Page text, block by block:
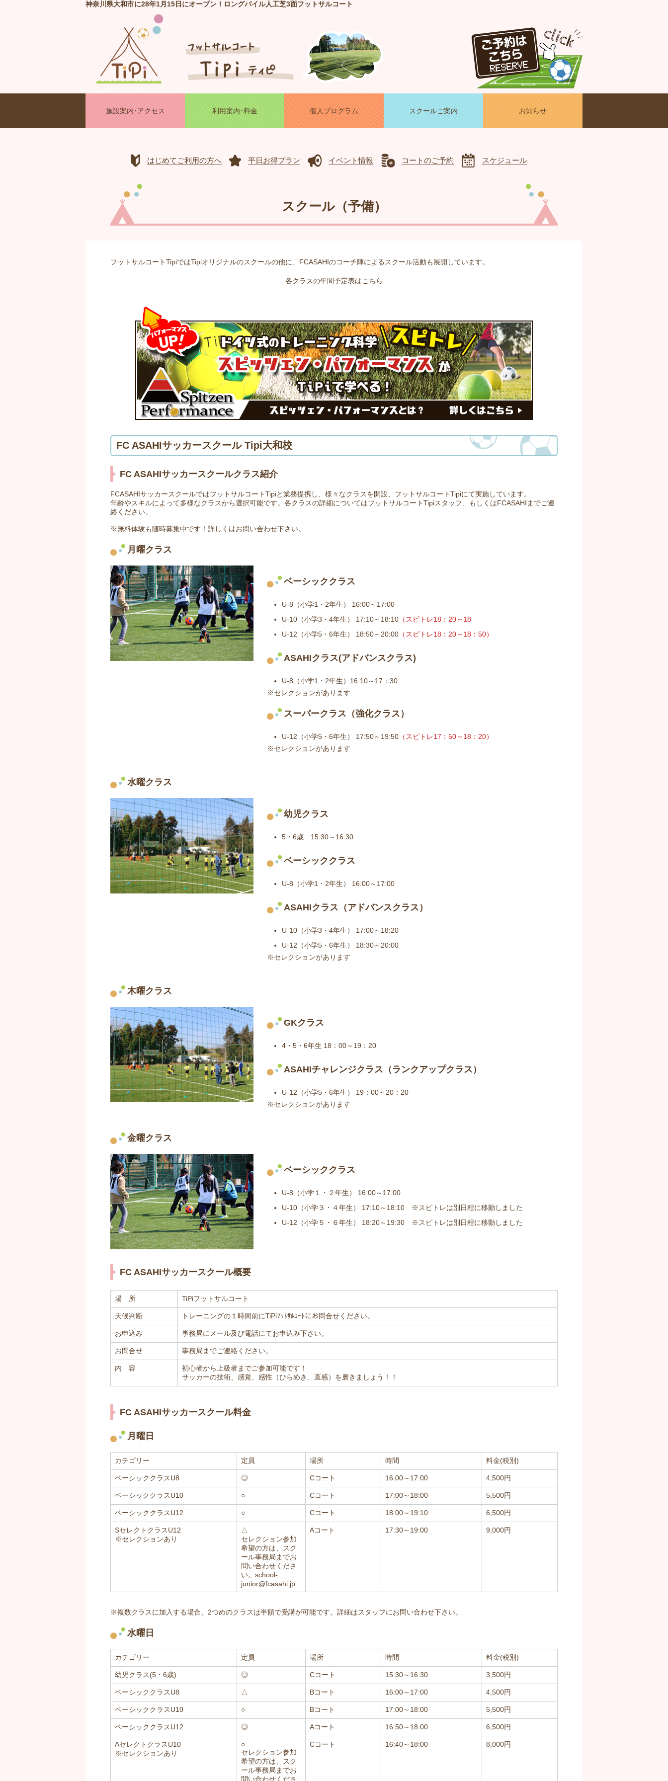
神奈川県大和市に28年1月15日にオープン！ロングパイル人工芝3面フットサルコート
施設案内･アクセス 利用案内･料金 個人プログラム スクールご案内 お知らせ
はじめてご利用の方へ 平日お得プラン イベント情報 コートのご予約 スケジュール
スクール（予備）
フットサルコートTipiではTipiオリジナルのスクールの他に、FCASAHIのコーチ陣によるスクール活動も展開しています。
各クラスの年間予定表はこちら
FC ASAHIサッカースクール Tipi大和校
FC ASAHIサッカースクールクラス紹介
FCASAHIサッカースクールではフットサルコートTipiと業務提携し、様々なクラスを開設、フットサルコートTipiにて実施しています。
年齢やスキルによって多様なクラスから選択可能です。各クラスの詳細についてはフットサルコートTipiスタッフ、もしくはFCASAHIまでご連
絡ください。
※無料体験も随時募集中です！詳しくはお問い合わせ下さい。
月曜クラス
ベーシッククラス
U-8（小学1・2年生） 16:00～17:00
U-10（小学3・4年生） 17:10～18:10 （スピトレ18：20～18
U-12（小学5・6年生） 18:50～20:00 （スピトレ18：20～18：50）
ASAHIクラス(アドバンスクラス)
U-8（小学1・2年生）16:10～17：30
※セレクションがあります
スーパークラス（強化クラス）
U-12（小学5・6年生） 17:50～19:50 （スピトレ17：50～18：20）
※セレクションがあります
水曜クラス
幼児クラス
5・6歳 15:30～16:30
ベーシッククラス
U-8（小学1・2年生） 16:00～17:00
ASAHIクラス（アドバンスクラス）
U-10（小学3・4年生） 17:00～18:20
U-12（小学5・6年生） 18:30～20:00
※セレクションがあります
木曜クラス
GKクラス
4・5・6年生 18：00～19：20
ASAHIチャレンジクラス（ランクアップクラス）
U-12（小学5・6年生） 19：00～20：20
※セレクションがあります
金曜クラス
ベーシッククラス
U-8（小学１・２年生） 16:00～17:00
U-10（小学３・４年生） 17:10～18:10 ※スピトレは別日程に移動しました
U-12（小学５・６年生） 18:20～19:30 ※スピトレは別日程に移動しました
FC ASAHIサッカースクール概要
場 所 TiPiフットサルコート
天候判断 トレーニングの１時間前にTiPiﾌｯﾄｻﾙｺｰﾄにお問合せください。
お申込み 事務局にメール及び電話にてお申込み下さい。
お問合せ 事務局までご連絡ください。
内 容
初心者から上級者までご参加可能です！
サッカーの技術、感覚、感性（ひらめき、直感）を磨きましょう！！
FC ASAHIサッカースクール料金
月曜日
カテゴリー 定員 場所 時間 料金(税別)
ベーシッククラスU8 ◎ Cコート 16:00～17:00 4,500円
ベーシッククラスU10 ○ Cコート 17:00～18:00 5,500円
ベーシッククラスU12 ○ Cコート 18:00～19:10 6,500円
SセレクトクラスU12
※セレクションあり
△
セレクション参加
希望の方は、スク
ール事務局までお
問い合わせくださ
い。school-
junior@fcasahi.jp
Aコート 17:30～19:00 9,000円
※複数クラスに加入する場合、2つめのクラスは半額で受講が可能です。詳細はスタッフにお問い合わせ下さい。
水曜日
カテゴリー 定員 場所 時間 料金(税別)
幼児クラス(5・6歳) ◎ Cコート 15:30～16:30 3,500円
ベーシッククラスU8 △ Bコート 16:00～17:00 4,500円
ベーシッククラスU10 ○ Bコート 17:00～18:00 5,500円
ベーシッククラスU12 ◎ Aコート 16:50～18:00 6,500円
AセレクトクラスU10
※セレクションあり
○
セレクション参加
希望の方は、スク
ール事務局までお
問い合わせくださ
Cコート 16:40～18:00 8,000円